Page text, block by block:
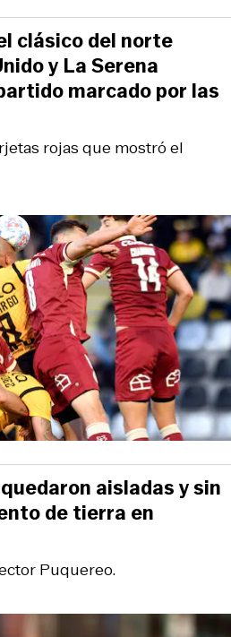
rojas que mostró el
clásico del norte
y La Serena
marcado por las
Puquereo.
aisladas y sin
de tierra en